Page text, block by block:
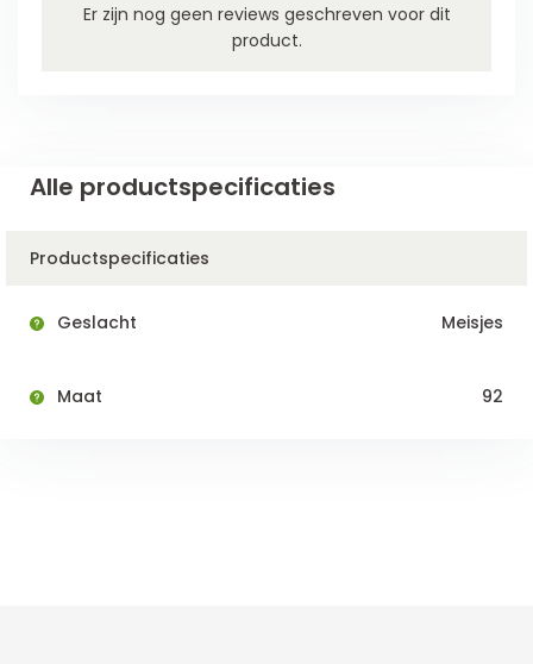
Er zijn nog geen reviews geschreven voor dit
product.
Alle productspecificaties
Productspecificaties
Geslacht Meisjes
Maat 92